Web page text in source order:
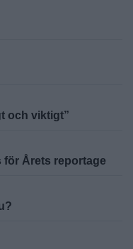
och viktigt”
för Årets reportage